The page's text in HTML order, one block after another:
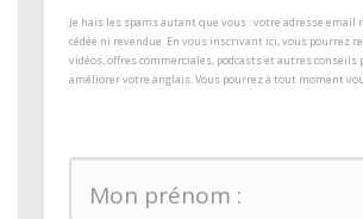
​Je hais les spams autant que vous : votre adresse email
cédée ni revendue. En vous inscrivant ici, vous pourrez
vidéos, offres commerciales, podcasts et autres conseils
améliorer votre anglais. Vous pourrez à tout moment